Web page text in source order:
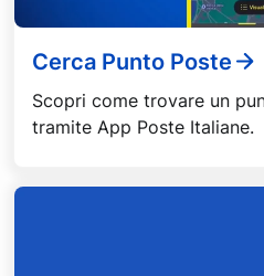
Cerca Punto Poste
Scopri come trovare un
tramite App Poste Italiane.